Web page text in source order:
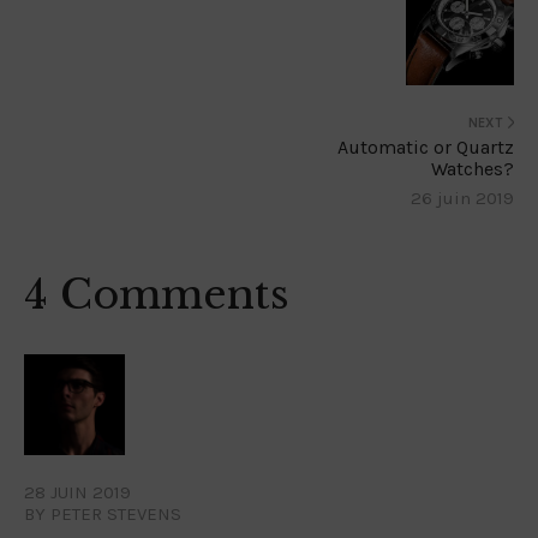
NEXT
Automatic or Quartz
Watches?
26 juin 2019
4 Comments
28 JUIN 2019
BY PETER STEVENS